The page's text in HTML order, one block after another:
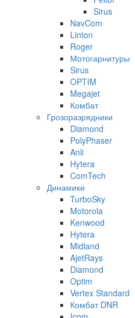
Sirus
NavCom
Linton
Roger
Мотогарнитуры
Sirus
OPTIM
Megajet
Комбат
Грозоразрядники
Diamond
PolyPhaser
Anli
Hytera
ComTech
Динамики
TurboSky
Motorola
Kenwood
Hytera
Midland
AjetRays
Diamond
Optim
Vertex Standard
Комбат DNR